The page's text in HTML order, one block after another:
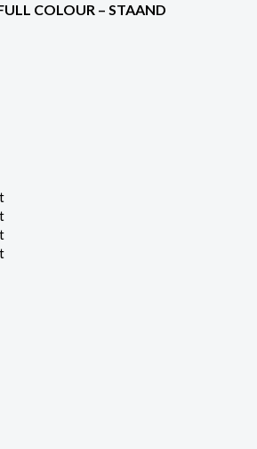
COLOUR – STAAND